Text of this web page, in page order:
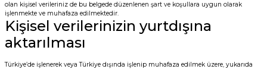
olan kişisel verileriniz de bu belgede düzenlenen şart ve koşullara uygun olarak
işlenmekte ve muhafaza edilmektedir.
Kişisel verilerinizin yurtdışına
aktarılması
Türkiye’de işlenerek veya Türkiye dışında işlenip muhafaza edilmek üzere, yukarıda